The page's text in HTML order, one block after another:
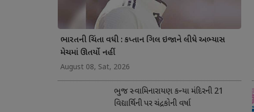
ભારતની ચિંતા વધી : કપ્તાન ગિલ ઇજાને લીધે અભ્યાસ
મેચમાં ઊતર્યો નહીં
August 08, Sat, 2026
ભુજ સ્વામિનારાયણ કન્યા મંદિરની 21
વિદ્યાર્થિની પર ચંદ્રકોની વર્ષા